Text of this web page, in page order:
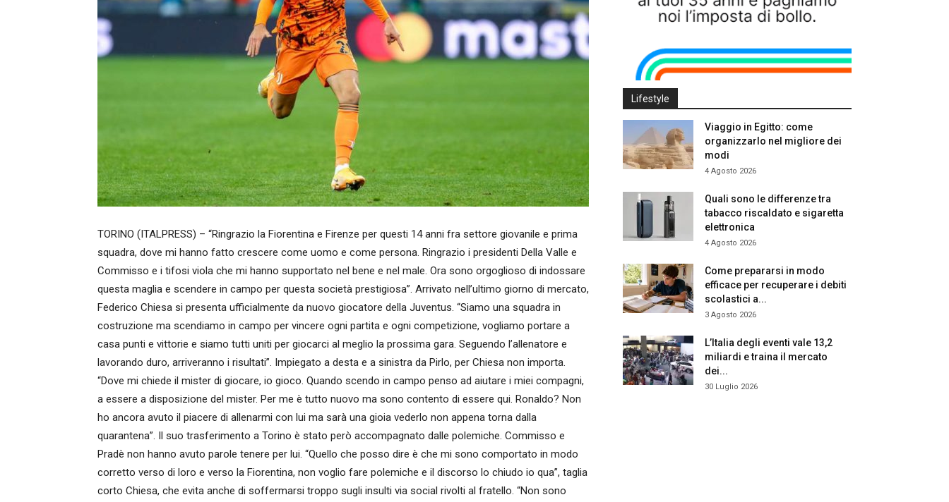
TORINO (ITALPRESS) – “Ringrazio la Fiorentina e Firenze per questi 14 anni fra settore giovanile e prima
squadra, dove mi hanno fatto crescere come uomo e come persona. Ringrazio i presidenti Della Valle e
Commisso e i tifosi viola che mi hanno supportato nel bene e nel male. Ora sono orgoglioso di indossare
questa maglia e scendere in campo per questa società prestigiosa”. Arrivato nell’ultimo giorno di mercato,
Federico Chiesa si presenta ufficialmente da nuovo giocatore della Juventus. “Siamo una squadra in
costruzione ma scendiamo in campo per vincere ogni partita e ogni competizione, vogliamo portare a
casa punti e vittorie e siamo tutti uniti per giocarci al meglio la prossima gara. Seguendo l’allenatore e
lavorando duro, arriveranno i risultati”. Impiegato a desta e a sinistra da Pirlo, per Chiesa non importa.
“Dove mi chiede il mister di giocare, io gioco. Quando scendo in campo penso ad aiutare i miei compagni,
a essere a disposizione del mister. Per me è tutto nuovo ma sono contento di essere qui. Ronaldo? Non
ho ancora avuto il piacere di allenarmi con lui ma sarà una gioia vederlo non appena torna dalla
quarantena”. Il suo trasferimento a Torino è stato però accompagnato dalle polemiche. Commisso e
Pradè non hanno avuto parole tenere per lui. “Quello che posso dire è che mi sono comportato in modo
corretto verso di loro e verso la Fiorentina, non voglio fare polemiche e il discorso lo chiudo io qua”, taglia
corto Chiesa, che evita anche di soffermarsi troppo sugli insulti via social rivolti al fratello. “Non sono
Lifestyle
Viaggio in Egitto: come
organizzarlo nel migliore dei
modi
4 Agosto 2026
Quali sono le differenze tra
tabacco riscaldato e sigaretta
elettronica
4 Agosto 2026
Come prepararsi in modo
efficace per recuperare i debiti
scolastici a...
3 Agosto 2026
L’Italia degli eventi vale 13,2
miliardi e traina il mercato
dei...
30 Luglio 2026